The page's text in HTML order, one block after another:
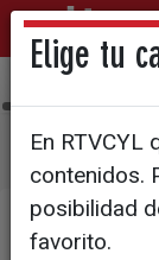
Pulsa aquí si
Elige tu
En
contenidos.
posibilidad
favorito.